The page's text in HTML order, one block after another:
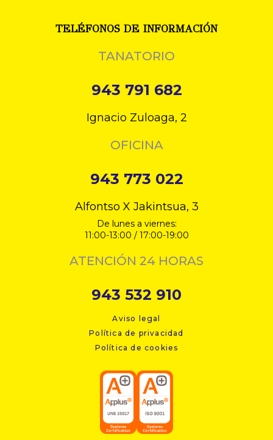
TELÉFONOS DE INFORMACIÓN
TANATORIO
943 791 682
Ignacio Zuloaga, 2
OFICINA
943 773 022
Alfontso X Jakintsua, 3
De lunes a viernes:
11:00-13:00 / 17:00-19:00
ATENCIÓN 24 HORAS
943 532 910
Aviso legal
Política de privacidad
Política de cookies